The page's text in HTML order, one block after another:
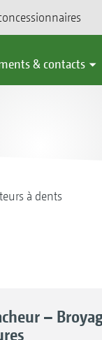
& contacts
à dents
–